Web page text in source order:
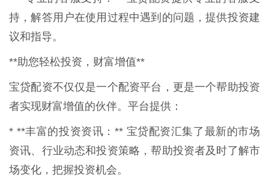
持，解答用户在使用过程中遇到的问题，提供投资建
议和指导。
**助您轻松投资，财富增值**
宝贷配资不仅仅是一个配资平台，更是一个帮助投资
者实现财富增值的伙伴。平台提供：
* **丰富的投资资讯：** 宝贷配资汇集了最新的市场
资讯、行业动态和投资策略，帮助投资者及时了解市
场变化，把握投资机会。